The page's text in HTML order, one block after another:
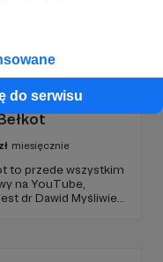
do serwisu
zł miesięcznie
to przede wszystkim
na YouTube,
dr Dawid Myśliwiec.